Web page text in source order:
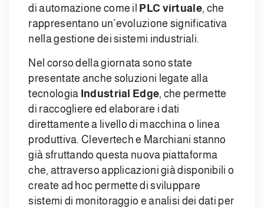
di automazione come il
PLC virtuale, che
rappresentano un’evoluzione significativa
nella gestione dei sistemi industriali.
Nel corso della giornata sono state
presentate anche soluzioni legate alla
tecnologia Industrial Edge, che permette
di raccogliere ed elaborare i dati
direttamente a livello di macchina o linea
produttiva. Clevertech e Marchiani stanno
già sfruttando questa nuova piattaforma
che, attraverso applicazioni già disponibili o
create ad hoc permette di sviluppare
sistemi di monitoraggio e analisi dei dati per